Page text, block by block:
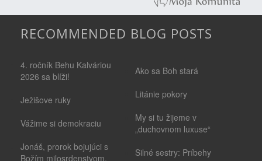
RECOMMENDED BLOG POSTS
4. ročník Behu Kalváriou
2026 sa blíži!
Ježišove ruky
Vážime si demokraciu
Jonáš, prorok bojujúci s
Božím milosrdenstvom.
Ako sa Boh stará
Litánie pokory
My si tu žijeme v
„duchovnom luxuse“
Silné sestry: Príbehy